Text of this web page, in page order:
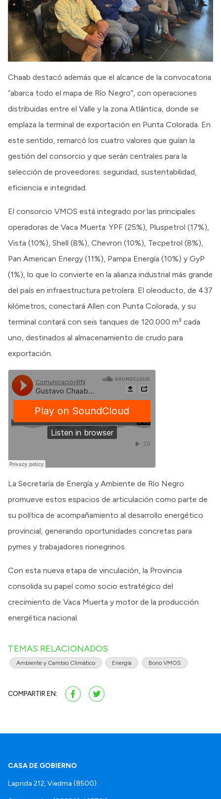
Chaab destacó además que el alcance de la convocatoria
“abarca todo el mapa de Río Negro”, con operaciones
distribuidas entre el Valle y la zona Atlántica, donde se
emplaza la terminal de exportación en Punta Colorada. En
este sentido, remarcó los cuatro valores que guían la
gestión del consorcio y que serán centrales para la
selección de proveedores: seguridad, sustentabilidad,
eficiencia e integridad.
El consorcio VMOS está integrado por las principales
operadoras de Vaca Muerta: YPF (25%), Pluspetrol (17%),
Vista (10%), Shell (8%), Chevron (10%), Tecpetrol (8%),
Pan American Energy (11%), Pampa Energía (10%) y GyP
(1%), lo que lo convierte en la alianza industrial más grande
del país en infraestructura petrolera. El oleoducto, de 437
kilómetros, conectará Allen con Punta Colorada, y su
terminal contará con seis tanques de 120.000 m³ cada
uno, destinados al almacenamiento de crudo para
exportación.
La Secretaría de Energía y Ambiente de Río Negro
promueve estos espacios de articulación como parte de
su política de acompañamiento al desarrollo energético
provincial, generando oportunidades concretas para
pymes y trabajadores rionegrinos.
Con esta nueva etapa de vinculación, la Provincia
consolida su papel como socio estratégico del
crecimiento de Vaca Muerta y motor de la producción
energética nacional.
TEMAS RELACIONADOS
Ambiente y Cambio Climático Energía Bono VMOS
COMPARTIR EN:
CASA DE GOBIERNO
Laprida 212, Viedma (8500)